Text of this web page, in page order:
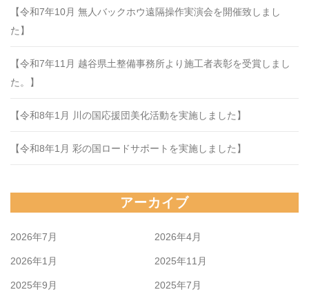
【令和7年10月 無人バックホウ遠隔操作実演会を開催致しまし
た】
【令和7年11月 越谷県土整備事務所より施工者表彰を受賞しまし
た。】
【令和8年1月 川の国応援団美化活動を実施しました】
【令和8年1月 彩の国ロードサポートを実施しました】
アーカイブ
2026年7月 2026年4月
2026年1月 2025年11月
2025年9月 2025年7月